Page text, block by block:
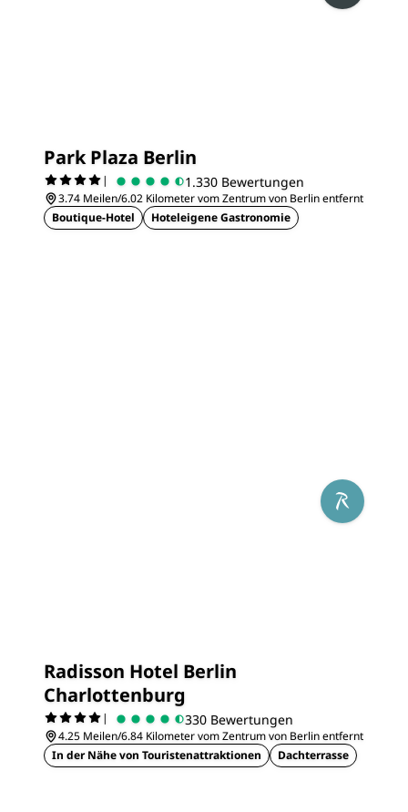
Park Plaza Berlin
| 1.330 Bewertungen
3.74 Meilen/6.02 Kilometer vom Zentrum von Berlin entfernt
Boutique-Hotel
Hoteleigene Gastronomie
Radisson Hotel Berlin
Charlottenburg
| 330 Bewertungen
4.25 Meilen/6.84 Kilometer vom Zentrum von Berlin entfernt
In der Nähe von Touristenattraktionen
Dachterrasse